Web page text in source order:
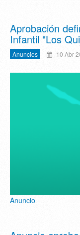
Aprobación
Infantil "Los
Anuncios 10 Abr
Anuncio